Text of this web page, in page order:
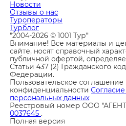
Новости
Отзывы о нас
Туроператоры
Турблог
"2004-2026 © 1001 Тур"
Внимание! Все материалы и
сайте, носят справочный
публичной офертой,
Статьи 437 (2) Гражданского
Федерации.
Пользовательское соглашение
конфиденциальности
персональных данных
Реестровый номер ООО
0037645 .
Полная версия